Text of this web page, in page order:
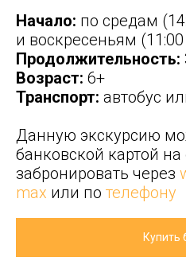
Начало: по средам
и воскресеньям (11:00
Продолжительность:
Возраст: 6+
Транспорт: автобус
Данную экскурсию
банковской картой на
забронировать через
max или по телефону
Купить